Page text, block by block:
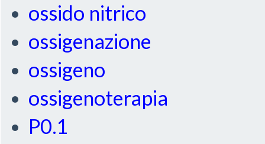
ossido nitrico
ossigenazione
ossigeno
ossigenoterapia
P0.1